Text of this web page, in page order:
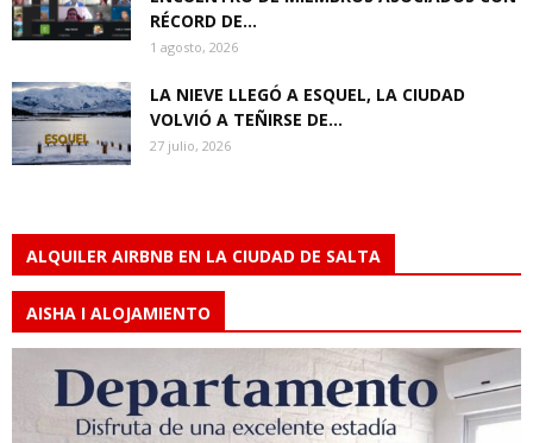
RÉCORD DE...
1 agosto, 2026
LA NIEVE LLEGÓ A ESQUEL, LA CIUDAD
VOLVIÓ A TEÑIRSE DE...
27 julio, 2026
ALQUILER AIRBNB EN LA CIUDAD DE SALTA
AISHA I ALOJAMIENTO